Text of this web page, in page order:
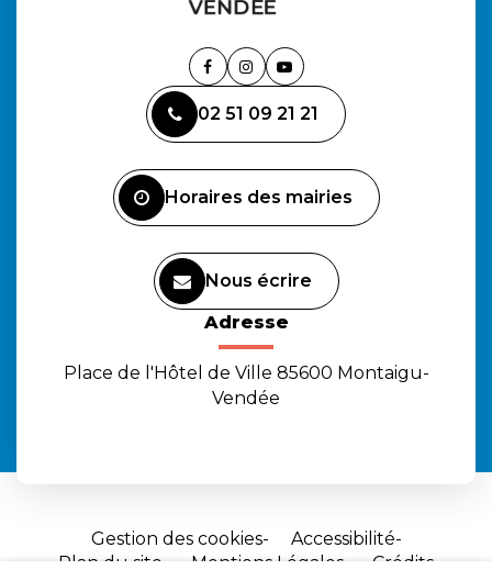
Lien
le
compte
Lien
le
compte
Lien
la
chaîne
02 51 09 21 21
Horaires des mairies
Nous écrire
Adresse
Place de l'Hôtel de Ville 85600 Montaigu-
Vendée
Gestion des cookies
Accessibilité
Plan du site
Mentions Légales Crédits